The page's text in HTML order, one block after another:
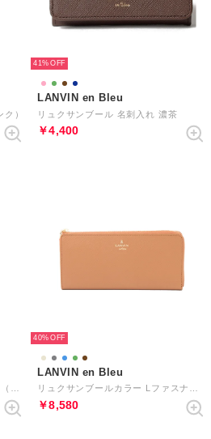
）
41%
LANVIN en Bleu
リュクサンブール 名刺入れ 濃茶
￥4,400
40%
LANVIN en Bleu
￥8,580